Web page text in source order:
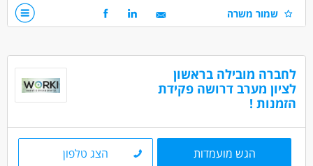
מחסנים ולוגיסטיקה - מחסנאות ואחסון
מחסנים ולוגיסטיקה - מלקטים
כללי /ללא הכשרה - עובד/ת כללי
מאפייני משרה
שמור משרה
לחברה מובילה בראשון
לציון מערב דרושה פקידת
הזמנות !
הגש מועמדות הצג טלפון